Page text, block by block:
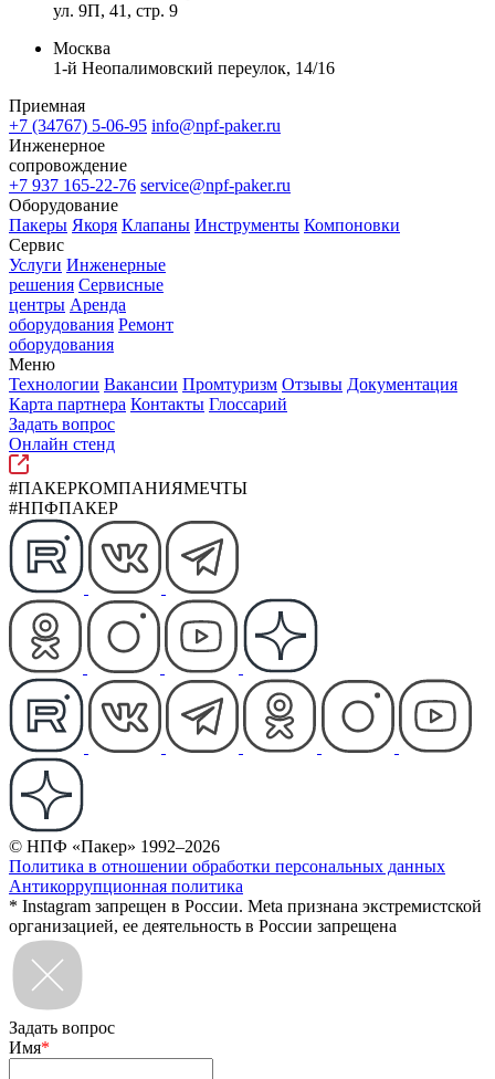
ул. 9П, 41, стр. 9
Москва
1-й Неопалимовский переулок, 14/16
Приемная
+7 (34767) 5-06-95 info@npf-paker.ru
Инженерное
сопровождение
+7 937 165-22-76 service@npf-paker.ru
Оборудование
Пакеры Якоря Клапаны Инструменты Компоновки
Сервис
Услуги Инженерные
решения Сервисные
центры Аренда
оборудования Ремонт
оборудования
Меню
Технологии Вакансии Промтуризм Отзывы Документация
Карта партнера Контакты Глоссарий
Задать вопрос
Онлайн стенд
#ПАКЕРКОМПАНИЯМЕЧТЫ
#НПФПАКЕР
© НПФ «Пакер» 1992–2026
Политика в отношении обработки персональных данных
Антикоррупционная политика
* Instagram запрещен в России. Meta признана экстремистской
организацией, ее деятельность в России запрещена
Задать вопрос
Имя*